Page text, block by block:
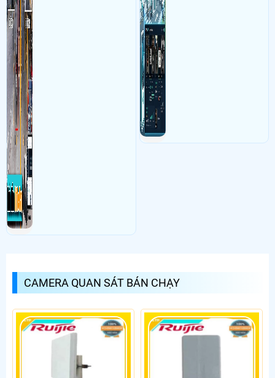
CAMERA QUAN SÁT BÁN CHẠY